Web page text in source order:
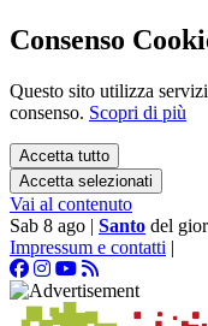
Consenso
Questo sito utilizza
consenso. Scopri di più
Accetta tutto
Accetta selezionati
Vai al contenuto
Sab 8 ago | Santo del
Impressum e contatti |